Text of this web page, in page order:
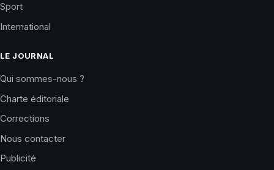
Sport
International
LE JOURNAL
Qui sommes-nous ?
Charte éditoriale
Corrections
Nous contacter
Publicité